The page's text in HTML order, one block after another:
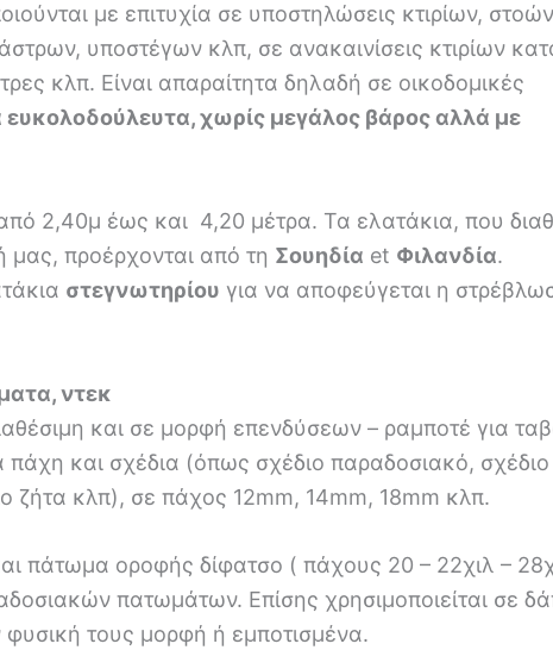
με επιτυχία σε υποστηλώσεις κτιρίων,
υποστέγων κλπ, σε ανακαινίσεις κτιρίων
κλπ. Είναι απαραίτητα δηλαδή σε οικοδομικές
ευκολοδούλευτα, χωρίς μεγάλος βάρος αλλά με
2,40μ έως και 4,20 μέτρα. Τα ελατάκια, που
μας, προέρχονται από τη Σουηδία et Φιλανδία.
στεγνωτηρίου για να αποφεύγεται η
ντεκ
και σε μορφή επενδύσεων – ραμποτέ για
και σχέδια (όπως σχέδιο παραδοσιακό, σχέδιο
ζήτα κλπ), σε πάχος 12mm, 14mm, 18mm κλπ.
πάτωμα οροφής δίφατσο ( πάχους 20 – 22χιλ –
πατωμάτων. Επίσης χρησιμοποιείται σε
τους μορφή ή εμποτισμένα.